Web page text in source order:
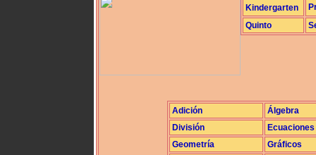
Kindergarten
Quinto
Adición
Álgebra
División
Ecuaciones
Geometría
Gráficos